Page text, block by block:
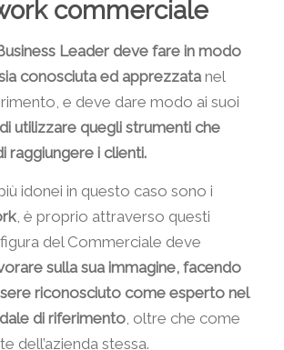
commerciale
Leader deve fare in modo
sia conosciuta ed apprezzatanel
e deve dare modo ai suoi
utilizzare quegli strumenti che
raggiungere i clienti.
idonei in questo caso sono i
, è proprio attraverso questi
del Commerciale deve
sulla sua immagine, facendo
riconosciuto come esperto nel
di riferimento, oltre che come
dell’azienda stessa.